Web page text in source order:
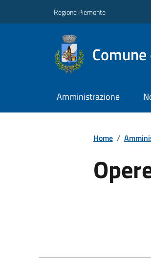
Regione Piemonte
Amministrazione
Home /